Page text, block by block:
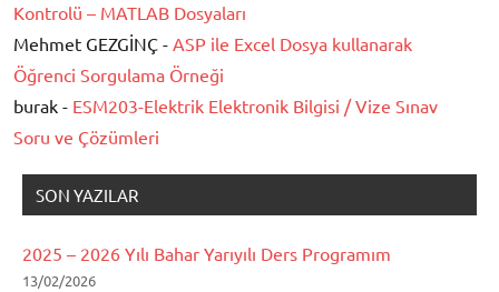
Kontrolü – MATLAB Dosyaları
Mehmet GEZGİNÇ - ASP ile Excel Dosya kullanarak
Öğrenci Sorgulama Örneği
burak - ESM203-Elektrik Elektronik Bilgisi / Vize Sınav
Soru ve Çözümleri
SON YAZILAR
2025 – 2026 Yılı Bahar Yarıyılı Ders Programım
13/02/2026